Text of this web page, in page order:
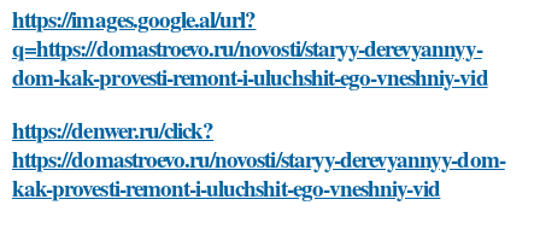
https://images.google.al/url?
q=https://domastroevo.ru/novosti/staryy-derevyannyy-
dom-kak-provesti-remont-i-uluchshit-ego-vneshniy-vid
https://denwer.ru/click?
https://domastroevo.ru/novosti/staryy-derevyannyy-dom-
kak-provesti-remont-i-uluchshit-ego-vneshniy-vid